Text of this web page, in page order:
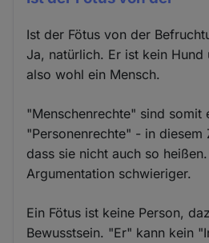
Ist der Fötus von der
Ja, natürlich. Er ist kein Hund
also wohl ein Mensch.
"Menschenrechte" sind somit
"Personenrechte" - in diesem
dass sie nicht auch so
Argumentation schwieriger.
Ein Fötus ist keine Person,
Bewusstsein. "Er" kann kein